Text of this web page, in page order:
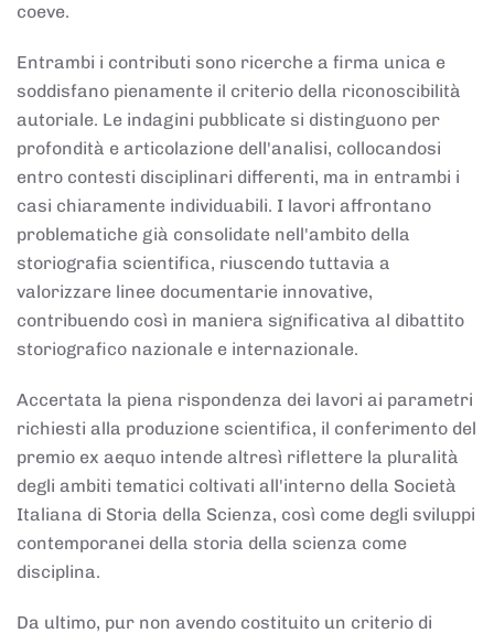
coeve.
Entrambi i contributi sono ricerche a firma unica e
soddisfano pienamente il criterio della riconoscibilità
autoriale. Le indagini pubblicate si distinguono per
profondità e articolazione dell'analisi, collocandosi
entro contesti disciplinari differenti, ma in entrambi i
casi chiaramente individuabili. I lavori affrontano
problematiche già consolidate nell'ambito della
storiografia scientifica, riuscendo tuttavia a
valorizzare linee documentarie innovative,
contribuendo così in maniera significativa al dibattito
storiografico nazionale e internazionale.
Accertata la piena rispondenza dei lavori ai parametri
richiesti alla produzione scientifica, il conferimento del
premio ex aequo intende altresì riflettere la pluralità
degli ambiti tematici coltivati all'interno della Società
Italiana di Storia della Scienza, così come degli sviluppi
contemporanei della storia della scienza come
disciplina.
Da ultimo, pur non avendo costituito un criterio di